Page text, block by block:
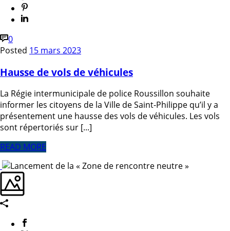
0
Posted 15 mars 2023
Hausse de vols de véhicules
La Régie intermunicipale de police Roussillon souhaite
informer les citoyens de la Ville de Saint-Philippe qu’il y a
présentement une hausse des vols de véhicules. Les vols
sont répertoriés sur [...]
READ MORE